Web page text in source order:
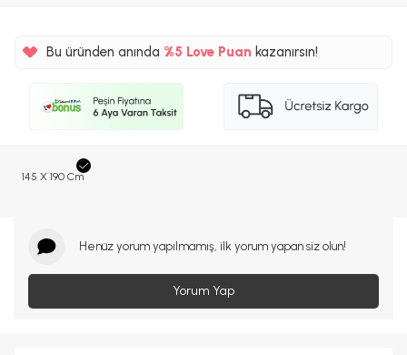
Bu üründen anında %5
%5
Love Puan kazanırsın!
145 X 190 Cm
Henüz yorum yapılmamış, ilk yorum yapan siz olun!
Yorum Yap